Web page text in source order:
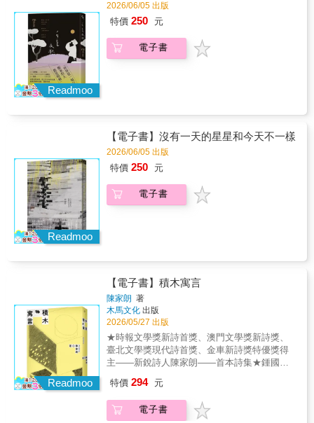
Readmoo
2026/06/05 出版
特價 250 元
電子書
Readmoo
【電子書】沒有一天的星星和今天不一樣
2026/06/05 出版
特價 250 元
電子書
Readmoo
【電子書】積木寓言
陳家朗 著
木馬文化 出版
2026/05/27 出版
★時報文學獎新詩首獎、澳門文學獎新詩獎、
臺北文學獎現代詩首獎、金車新詩獎特優獎得
主——新銳詩人陳家朗——首本詩集★鍾國強
煒（詩人）、李修慧（詩人）、李進文（詩
人）、周漢輝（詩人）、林宇軒（詩人）、柏
森（詩人）、洪萬達（作家）、唐捐（作
特價 294 元
電子書